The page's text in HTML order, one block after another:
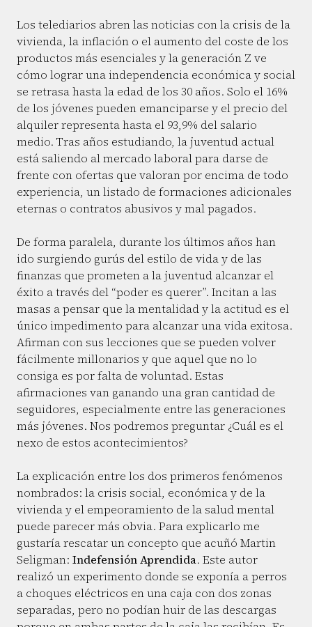
Los telediarios abren las noticias con la crisis de la
vivienda, la inflación o el aumento del coste de los
productos más esenciales y la generación Z ve
cómo lograr una independencia económica y social
se retrasa hasta la edad de los 30 años. Solo el 16%
de los jóvenes pueden emanciparse y el precio del
alquiler representa hasta el 93,9% del salario
medio. Tras años estudiando, la juventud actual
está saliendo al mercado laboral para darse de
frente con ofertas que valoran por encima de todo
experiencia, un listado de formaciones adicionales
eternas o contratos abusivos y mal pagados.
De forma paralela, durante los últimos años han
ido surgiendo gurús del estilo de vida y de las
finanzas que prometen a la juventud alcanzar el
éxito a través del “poder es querer”. Incitan a las
masas a pensar que la mentalidad y la actitud es el
único impedimento para alcanzar una vida exitosa.
Afirman con sus lecciones que se pueden volver
fácilmente millonarios y que aquel que no lo
consiga es por falta de voluntad. Estas
afirmaciones van ganando una gran cantidad de
seguidores, especialmente entre las generaciones
más jóvenes. Nos podremos preguntar ¿Cuál es el
nexo de estos acontecimientos?
La explicación entre los dos primeros fenómenos
nombrados: la crisis social, económica y de la
vivienda y el empeoramiento de la salud mental
puede parecer más obvia. Para explicarlo me
gustaría rescatar un concepto que acuñó Martin
Seligman: Indefensión Aprendida. Este autor
realizó un experimento donde se exponía a perros
a choques eléctricos en una caja con dos zonas
separadas, pero no podían huir de las descargas